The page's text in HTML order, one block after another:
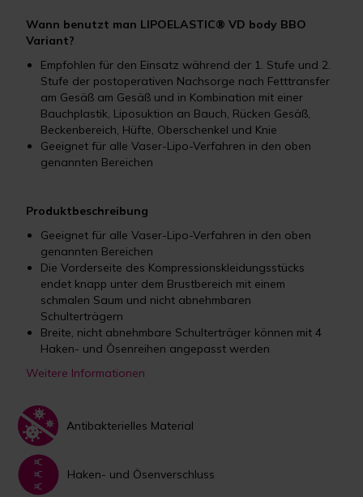
Wann benutzt man LIPOELASTIC® VD body BBO
Variant?
Empfohlen für den Einsatz während der 1. Stufe und 2.
Stufe der postoperativen Nachsorge nach Fetttransfer
am Gesäß am Gesäß und in Kombination mit einer
Bauchplastik, Liposuktion an Bauch, Rücken Gesäß,
Beckenbereich, Hüfte, Oberschenkel und Knie
Geeignet für alle Vaser-Lipo-Verfahren in den oben
genannten Bereichen
Produktbeschreibung
Geeignet für alle Vaser-Lipo-Verfahren in den oben
genannten Bereichen
Die Vorderseite des Kompressionskleidungsstücks
endet knapp unter dem Brustbereich mit einem
schmalen Saum und nicht abnehmbaren
Schulterträgern
Breite, nicht abnehmbare Schulterträger können mit 4
Haken- und Ösenreihen angepasst werden
Weitere Informationen
Antibakterielles Material
Haken- und Ösenverschluss